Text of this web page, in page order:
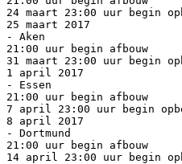
24 maart 23:00 uur begin
25 maart 2017
- Aken
21:00 uur begin afbouw
31 maart 23:00 uur begin
1 april 2017
- Essen
21:00 uur begin afbouw
7 april 23:00 uur begin
8 april 2017
- Dortmund
21:00 uur begin afbouw
14 april 23:00 uur begin